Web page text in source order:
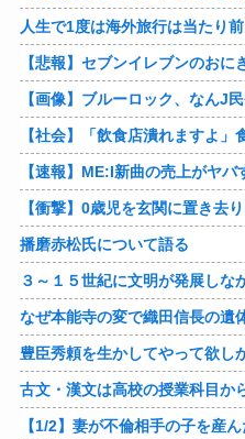
人生で1度は海外旅行は当たり
【悲報】セブンイレブンのお
【画像】ブルーロック、なんJ
【速報】ME:I新曲の売上がヤバ
播磨赤松氏について語る
３～１５世紀に文明が発展しな
なぜ本能寺の変で織田信長の遺
豊臣秀頼を生かしてやって欲し
古文・漢文は高校の授業科目か